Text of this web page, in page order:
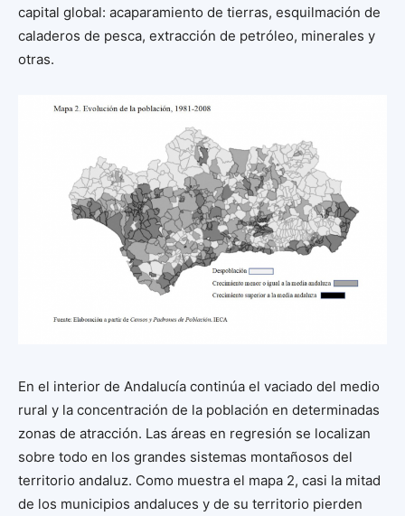
capital global: acaparamiento de tierras, esquilmación de
caladeros de pesca, extracción de petróleo, minerales y
otras.
En el interior de Andalucía continúa el vaciado del medio
rural y la concentración de la población en determinadas
zonas de atracción. Las áreas en regresión se localizan
sobre todo en los grandes sistemas montañosos del
territorio andaluz. Como muestra el mapa 2, casi la mitad
de los municipios andaluces y de su territorio pierden